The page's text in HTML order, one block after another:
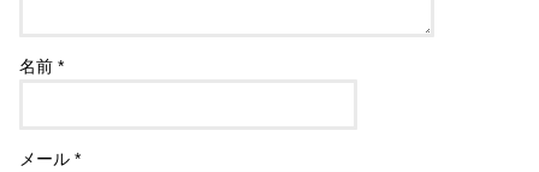
名前*
メール*